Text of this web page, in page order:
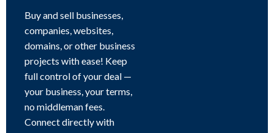
Buy and sell businesses,
companies, websites,
domains, or other business
projects with ease! Keep
full control of your deal —
your business, your terms,
no middleman fees.
Connect directly with